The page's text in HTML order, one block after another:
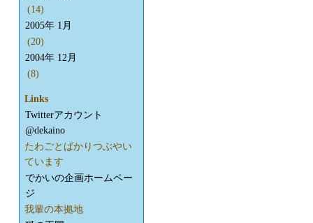
(14)
2005年 1月
(20)
2004年 12月
(8)
Links
Twitterアカウント
@dekaino
たわごとばかりつぶやい
ています
でかいの企画ホームペー
ジ
我輩の本拠地